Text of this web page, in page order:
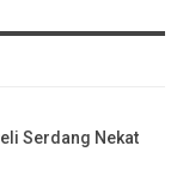
Serdang Nekat